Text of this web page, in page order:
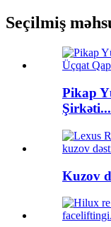
Seçilmiş
Pikap
Şirkəti...
Kuzov